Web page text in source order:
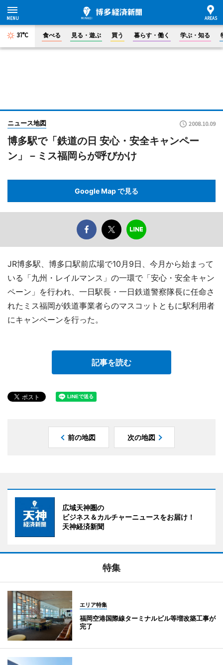
37°C 食べる 見る・遊ぶ 買う 暮らす・働く 学ぶ・知る
ニュース地図 2008.10.09
博多駅で「鉄道の日 安心・安全キャンペー
ン」－ミス福岡らが呼びかけ
Google Map で見る
JR博多駅、博多口駅前広場で10月9日、今月から始まって
いる「九州・レイルマンス」の一環で「安心・安全キャン
ペーン」を行われ、一日駅長・一日鉄道警察隊長に任命さ
れたミス福岡が鉄道事業者らのマスコットともに駅利用者
にキャンペーンを行った。
記事を読む
前の地図 次の地図
広域天神圏の
ビジネス＆カルチャーニュースをお届け！
天神経済新聞
特集
エリア特集
福岡空港国際線ターミナルビル等増改築工事が
完了